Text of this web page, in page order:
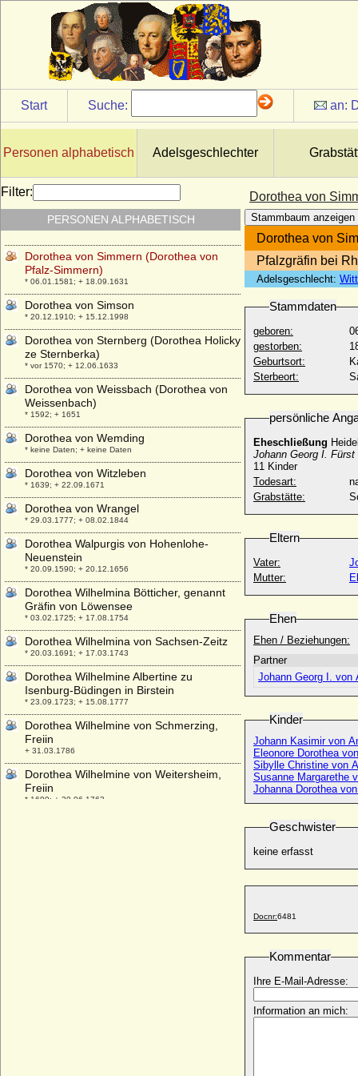
Start Suche: an:
Personen alphabetisch Adelsgeschlechter
Dorothea von
Stammbaum anzeigen
Dorothea von
Pfalzgräfin bei
Adelsgeschlecht:
Stammdaten
geboren:
gestorben:
Geburtsort:
Sterbeort:
persönliche
Eheschließung
Johann Georg I.
11 Kinder
Todesart:
Grabstätte:
Eltern
Vater:
Mutter:
Ehen
Ehen / Beziehungen:
Partner
Johann Georg I. von
Kinder
Johann Kasimir von
Eleonore Dorothea
Sibylle Christine von
Susanne Margarethe
Johanna Dorothea
Geschwister
keine erfasst
Docnr:6481
Kommentar
Ihre E-Mail-Adresse:
Information an mich:
Filter:
PERSONEN ALPHABETISCH
Dorothea von Sachsen-Lauenburg-
Ratzeburg
* 11.03.1543; + 05.04.1586
Dorothea von Salviati
* 10.09.1907; + 07.05.1972
Dorothea von Schleswig-Holstein-
Sonderburg-Beck
* ?; + vor 1607
Sondershausen
* 23.08.1579; + 25.07.1639
Dorothea von Schwerin
* ?; + ?
Dorothea von Simmern (Dorothea von
Pfalz-Simmern)
* 06.01.1581; + 18.09.1631
Dorothea von Simson
* 20.12.1910; + 15.12.1998
Dorothea von Sternberg (Dorothea Holicky
ze Sternberka)
* vor 1570; + 12.06.1633
Dorothea von Weissbach (Dorothea von
Weissenbach)
* 1592; + 1651
Dorothea von Wemding
* keine Daten; + keine Daten
Dorothea von Witzleben
* 1639; + 22.09.1671
Dorothea von Wrangel
* 29.03.1777; + 08.02.1844
Dorothea Walpurgis von Hohenlohe-
Neuenstein
* 20.09.1590; + 20.12.1656
Dorothea Wilhelmina Bötticher, genannt
Gräfin von Löwensee
* 03.02.1725; + 17.08.1754
Dorothea Wilhelmina von Sachsen-Zeitz
* 20.03.1691; + 17.03.1743
Dorothea Wilhelmine Albertine zu
Isenburg-Büdingen in Birstein
* 23.09.1723; + 15.08.1777
Dorothea Wilhelmine von Schmerzing,
Freiin
+ 31.03.1786
Dorothea Wilhelmine von Weitersheim,
Freiin
* 1699; + 20.06.1763